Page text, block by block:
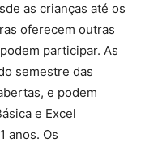
as crianças até os
oferecem outras
participar. As
semestre das
e podem
e Excel
anos. Os